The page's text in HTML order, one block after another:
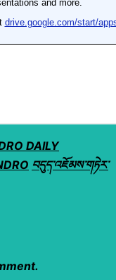
DAILY
བདུད་འཇོམས་གཏེར་